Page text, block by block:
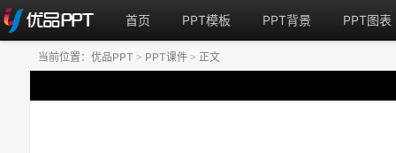
首页 PPT模板 PPT背景 PPT图表
当前位置： 优品PPT > PPT课件 > 正文